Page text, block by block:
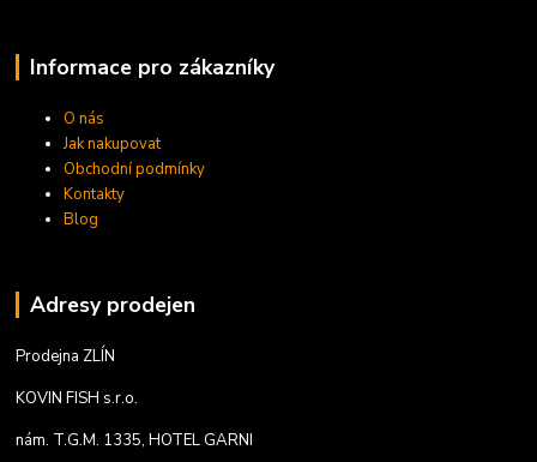
Informace pro zákazníky
O nás
Jak nakupovat
Obchodní podmínky
Kontakty
Blog
Adresy prodejen
Prodejna ZLÍN
KOVIN FISH s.r.o.
nám. T.G.M. 1335, HOTEL GARNI